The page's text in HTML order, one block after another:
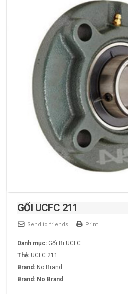
GỐI UCFC 211
Send to friends Print
Danh mục: Gối Bi UCFC
Thẻ: UCFC 211
Brand: No Brand
Brand: No Brand